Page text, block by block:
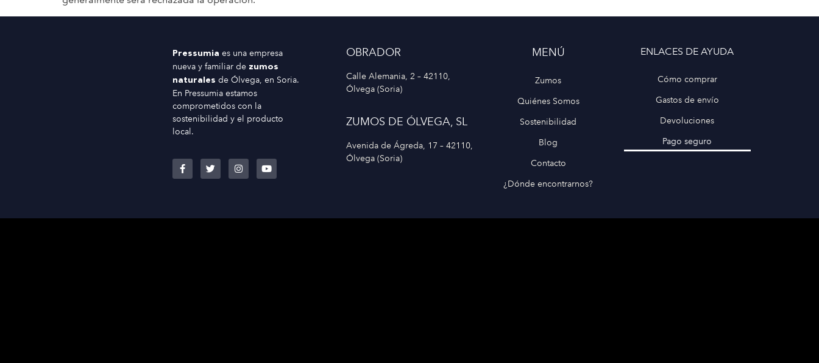
Pressumia es una empresa
nueva y familiar de zumos
naturales de Ólvega, en Soria.
En Pressumia estamos
comprometidos con la
sostenibilidad y el producto
local.
OBRADOR
Calle Alemania, 2 – 42110,
Ólvega (Soria)
ZUMOS DE ÓLVEGA, SL
Avenida de Ágreda, 17 – 42110,
Ólvega (Soria)
MENÚ
Zumos
Quiénes Somos
Sostenibilidad
Blog
Contacto
¿Dónde encontrarnos?
ENLACES DE AYUDA
Cómo comprar
Gastos de envío
Devoluciones
Pago seguro